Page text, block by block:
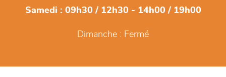
Samedi : 09h30 / 12h30 - 14h00 / 19h00
Dimanche : Fermé